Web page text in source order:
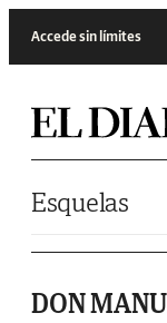
Accede sin límites
Esquelas
DON